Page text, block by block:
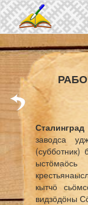
Skip to main content
заводса
(субботник)
кытчӧ
видзӧдӧны